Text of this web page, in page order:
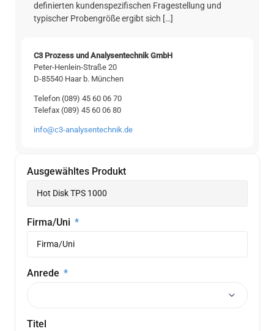
definierten kundenspezifischen Fragestellung und
typischer Probengröße ergibt sich […]
C3 Prozess und Analysentechnik GmbH
Peter-Henlein-Straße 20
D-85540 Haar b. München
Telefon (089) 45 60 06 70
Telefax (089) 45 60 06 80
info@c3-analysentechnik.de
Ausgewähltes Produkt
Firma/Uni
Anrede
Titel